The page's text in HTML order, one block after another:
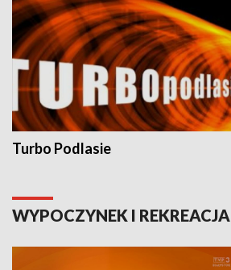
Turbo Podlasie
WYPOCZYNEK I REKREACJA